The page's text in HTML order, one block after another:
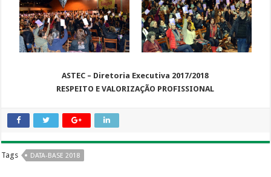
ASTEC – Diretoria Executiva 2017/2018
RESPEITO E VALORIZAÇÃO PROFISSIONAL
Tags DATA-BASE 2018